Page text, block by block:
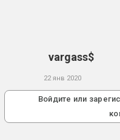
vargass$
22 янв 2020
Войдите или